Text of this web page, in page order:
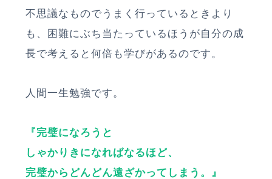
不思議なものでうまく行っているときより
も、困難にぶち当たっているほうが自分の成
長で考えると何倍も学びがあるのです。
人間一生勉強です。
『完璧になろうと
しゃかりきになればなるほど、
完璧からどんどん遠ざかってしまう。』